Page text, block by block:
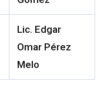
Lic. Edgar
Omar Pérez
Melo